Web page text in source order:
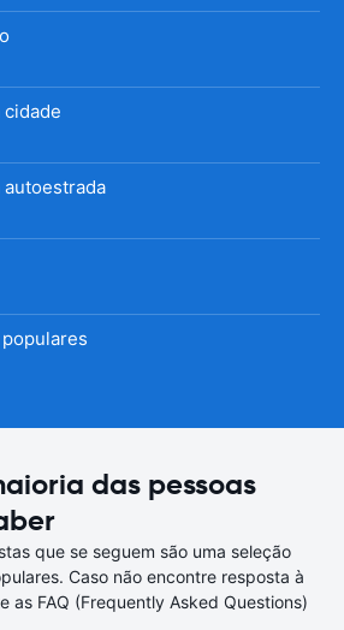
das pessoas
que se seguem são uma seleção
Caso não encontre resposta à
as FAQ (Frequently Asked Questions)